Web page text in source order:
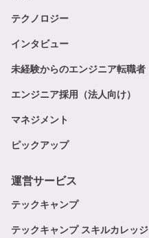
テクノロジー
インタビュー
未経験からのエンジニア転職者
エンジニア採用（法人向け）
マネジメント
ピックアップ
運営サービス
テックキャンプ
テックキャンプ スキルカレッジ